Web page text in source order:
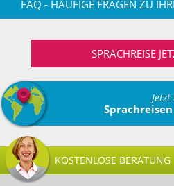
FAQ - HÄUFIGE FRAGEN ZU
SPRACHREISE
KOSTENLOSE BERATUNG